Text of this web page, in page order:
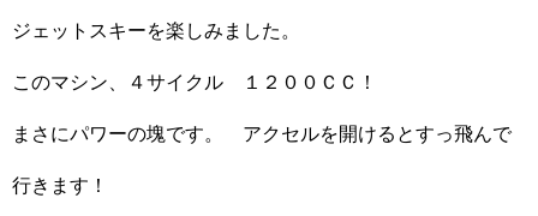
ジェットスキーを楽しみました。
このマシン、４サイクル １２００ＣＣ！
まさにパワーの塊です。 アクセルを開けるとすっ飛んで
行きます！